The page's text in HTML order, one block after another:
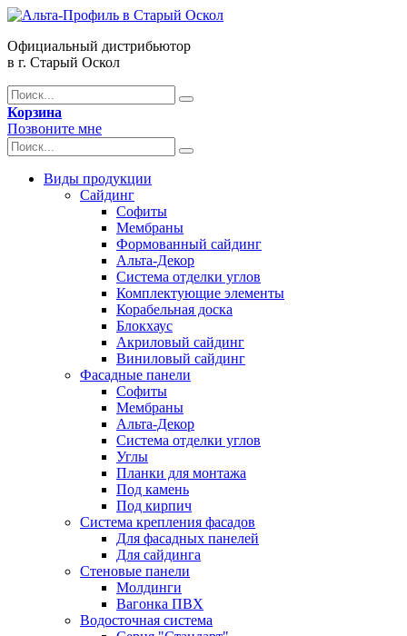
Официальный дистрибьютор
в г. Старый Оскол
Корзина
Позвоните мне
Виды продукции
Сайдинг
Софиты
Мембраны
Формованный сайдинг
Альта-Декор
Система отделки углов
Комплектующие элементы
Корабельная доска
Блокхаус
Акриловый сайдинг
Виниловый сайдинг
Фасадные панели
Софиты
Мембраны
Альта-Декор
Система отделки углов
Углы
Планки для монтажа
Под камень
Под кирпич
Система крепления фасадов
Для фасадных панелей
Для сайдинга
Стеновые панели
Молдинги
Вагонка ПВХ
Водосточная система